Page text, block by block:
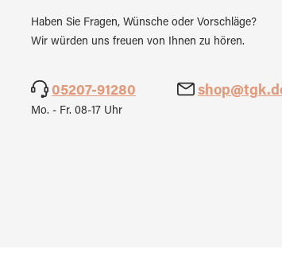
Haben Sie Fragen, Wünsche oder Vorschläge?
Wir würden uns freuen von Ihnen zu hören.
05207-91280
Mo. - Fr. 08-17 Uhr